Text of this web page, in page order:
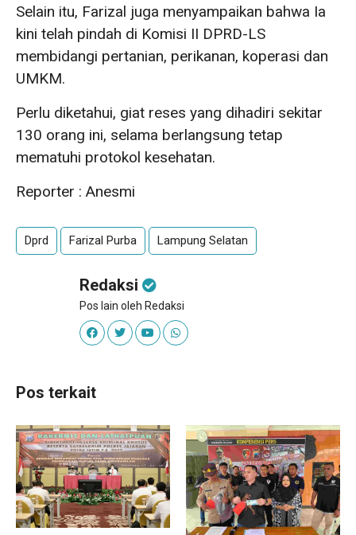
Selain itu, Farizal juga menyampaikan bahwa Ia
kini telah pindah di Komisi II DPRD-LS
membidangi pertanian, perikanan, koperasi dan
UMKM.
Perlu diketahui, giat reses yang dihadiri sekitar
130 orang ini, selama berlangsung tetap
mematuhi protokol kesehatan.
Reporter : Anesmi
Dprd Farizal Purba Lampung Selatan
Redaksi
Pos lain oleh Redaksi
Pos terkait